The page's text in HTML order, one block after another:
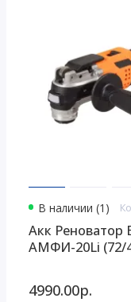
В наличии (1)
Акк Реноватор
АМФИ-20Li (72/
4990.00р.